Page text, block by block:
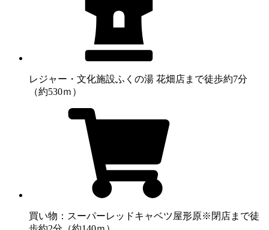
レジャー・文化施設ふくの湯 花畑店まで徒歩約7分
（約530ｍ）
買い物：スーパーレッドキャベツ屋形原※閉店まで徒